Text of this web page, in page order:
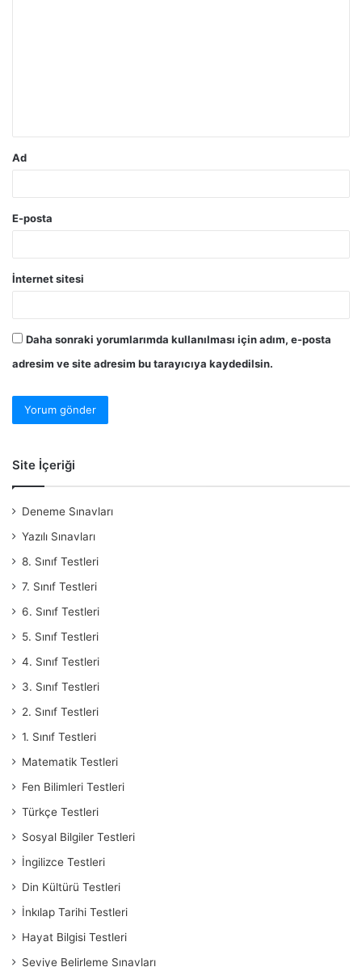
Ad
E-posta
İnternet sitesi
Daha sonraki yorumlarımda kullanılması için adım, e-posta
adresim ve site adresim bu tarayıcıya kaydedilsin.
Site İçeriği
Deneme Sınavları
Yazılı Sınavları
8. Sınıf Testleri
7. Sınıf Testleri
6. Sınıf Testleri
5. Sınıf Testleri
4. Sınıf Testleri
3. Sınıf Testleri
2. Sınıf Testleri
1. Sınıf Testleri
Matematik Testleri
Fen Bilimleri Testleri
Türkçe Testleri
Sosyal Bilgiler Testleri
İngilizce Testleri
Din Kültürü Testleri
İnkılap Tarihi Testleri
Hayat Bilgisi Testleri
Seviye Belirleme Sınavları